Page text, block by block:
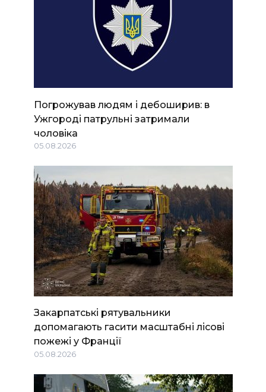
Погрожував людям і дебоширив: в
Ужгороді патрульні затримали
чоловіка
05.08.2026
Закарпатські рятувальники
допомагають гасити масштабні лісові
пожежі у Франції
05.08.2026